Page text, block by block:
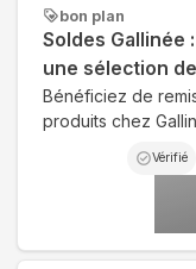
bon plan
Soldes Gallinée
une sélection
Bénéficiez de
produits chez
Vérifié